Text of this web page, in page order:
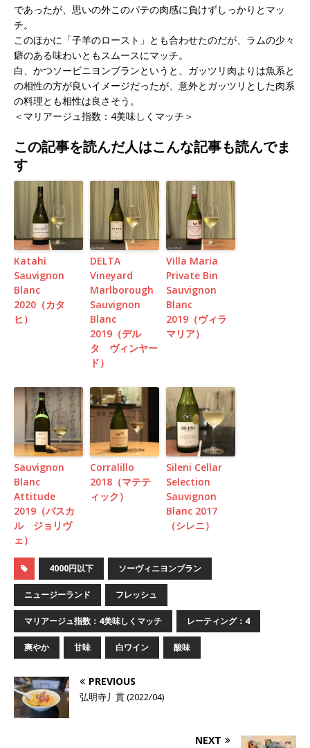
であったが、思いの外このパテの肉感に負けずしっかりとマッ
チ。
このほかに「子羊のロースト」とも合わせたのだが、ラムの少々
癖のある味わいともスムースにマッチ。
白、かつソービニヨンブランというと、ガッツリ肉よりは魚系と
の相性の方が良いイメージだったが、意外とガッツリとした肉系
の料理とも相性は良さそう。
＜マリアージュ指数：4美味しくマッチ＞
この記事を読んだ人はこんな記事も読んでま
す
Katahi
Sauvignon
Blanc
2020（カタ
ヒ）
DELTA
Vineyard
Marlborough
Sauvignon
Blanc
2019（デル
タ ヴィンヤー
ド）
Villa Maria
Private Bin
Sauvignon
Blanc
2019（ヴィラ
マリア）
Sauvignon
Blanc
Attitude
2019（パスカ
ル ジョリヴ
ェ）
Corralillo
2018（マテテ
ィック）
Sileni Cellar
Selection
Sauvignon
Blanc 2017
（シレニ）
4000円以下 ソーヴィニヨンブラン
ニュージーランド フレッシュ
マリアージュ指数：4美味しくマッチ レーティング：4
爽やか 甘味 白ワイン 酸味
PREVIOUS
弘明寺丿貫 (2022/04)
NEXT